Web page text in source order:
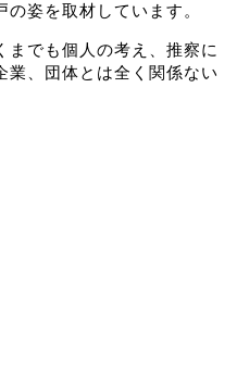
姿を取材しています。
までも個人の考え、推察に
業、団体とは全く関係ない